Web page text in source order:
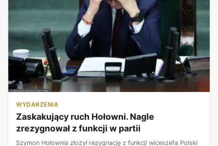
WYDARZENIA
Zaskakujący ruch Hołowni. Nagle
zrezygnował z funkcji w partii
Szymon Hołownia złożył rezygnację z funkcji wiceszefa Polski